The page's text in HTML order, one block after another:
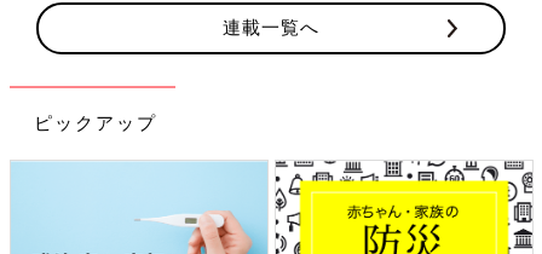
連載一覧へ
ピックアップ